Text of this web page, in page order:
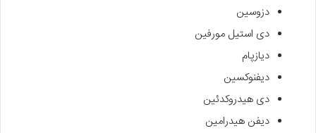
دزوسین
دی استیل مورفین
دیازپام
دیفنوکسین
دی هیدروکدئین
دیفن هیدرامین